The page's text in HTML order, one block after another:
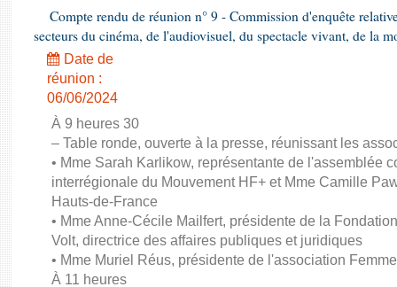
Compte rendu de réunion n° 9 - Commission d'enquête
secteurs du cinéma, de l'audiovisuel, du spectacle vivant, de la
Date de
réunion :
06/06/2024
À 9 heures 30
– Table ronde, ouverte à la presse, réunissant les
• Mme Sarah Karlikow, représentante de l'assemblée
interrégionale du Mouvement HF+ et Mme Camille
Hauts-de-France
• Mme Anne-Cécile Mailfert, présidente de la
Volt, directrice des affaires publiques et juridiques
• Mme Muriel Réus, présidente de l'association
À 11 heures